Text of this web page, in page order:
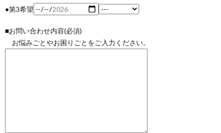
●第3希望
■お問い合わせ内容(必須)
お悩みごとやお困りごとをご入力ください。